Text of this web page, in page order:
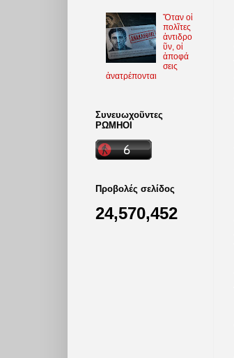
Ὅταν οἱ
πολῖτες
ἀντιδρο
ῦν, οἱ
ἀποφά
σεις
ἀνατρέπονται
Συνευωχοῦντες
ΡΩΜΗΟΙ
Προβολές σελίδος
24,570,452